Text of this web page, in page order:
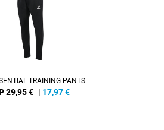
TRAINING PANTS
29,95 € | 17,97€